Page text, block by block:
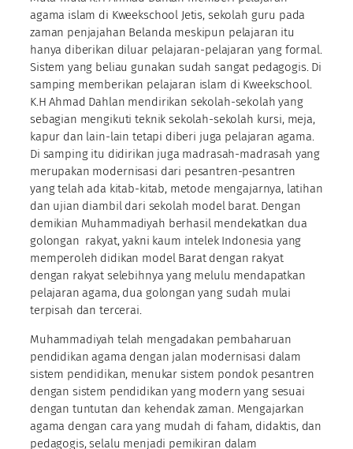
agama islam di Kweekschool Jetis, sekolah guru pada
zaman penjajahan Belanda meskipun pelajaran itu
hanya diberikan diluar pelajaran-pelajaran yang formal.
Sistem yang beliau gunakan sudah sangat pedagogis. Di
samping memberikan pelajaran islam di Kweekschool.
K.H Ahmad Dahlan mendirikan sekolah-sekolah yang
sebagian mengikuti teknik sekolah-sekolah kursi, meja,
kapur dan lain-lain tetapi diberi juga pelajaran agama.
Di samping itu didirikan juga madrasah-madrasah yang
merupakan modernisasi dari pesantren-pesantren
yang telah ada kitab-kitab, metode mengajarnya, latihan
dan ujian diambil dari sekolah model barat. Dengan
demikian Muhammadiyah berhasil mendekatkan dua
golongan rakyat, yakni kaum intelek Indonesia yang
memperoleh didikan model Barat dengan rakyat
dengan rakyat selebihnya yang melulu mendapatkan
pelajaran agama, dua golongan yang sudah mulai
terpisah dan tercerai.
Muhammadiyah telah mengadakan pembaharuan
pendidikan agama dengan jalan modernisasi dalam
sistem pendidikan, menukar sistem pondok pesantren
dengan sistem pendidikan yang modern yang sesuai
dengan tuntutan dan kehendak zaman. Mengajarkan
agama dengan cara yang mudah di faham, didaktis, dan
pedagogis, selalu menjadi pemikiran dalam